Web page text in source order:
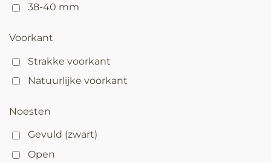
38-40 mm
Voorkant
Strakke voorkant
Natuurlijke voorkant
Noesten
Gevuld (zwart)
Open